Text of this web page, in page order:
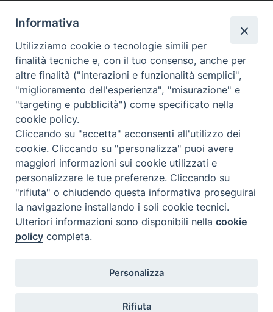
F
a
c
e
b
o
k
P
i
n
t
e
e
s
t
L
i
n
k
e
I
n
X
T
h
r
e
a
s
W
h
a
t
s
A
p
p
e
l
e
g
a
m
Associazioni ,preghiera, San Pio
A Bonefro la mamma del
Beato Carlo Acutis. “Tutti
possiamo essere santi se
apriamo il nostro cuore a Dio”
Gmg di Lisbona, ultimo
incontro a Termoli in
preparazione all’evento
mondiale
Piazza Sant'Antonio, 6
Informativa
Utilizziamo cookie o tecnologie simili per
finalità tecniche e, con il tuo consenso, anche per
altre finalità ("interazioni e funzionalità semplici",
"miglioramento dell'esperienza", "misurazione" e
"targeting e pubblicità") come specificato nella
cookie policy.
Cliccando su "accetta" acconsenti all'utilizzo dei
cookie. Cliccando su "personalizza" puoi avere
maggiori informazioni sui cookie utilizzati e
personalizzare le tue preferenze. Cliccando su
"rifiuta" o chiudendo questa informativa proseguirai
la navigazione installando i soli cookie tecnici.
Ulteriori informazioni sono disponibili nellacookie
policy completa.
Personalizza
Rifiuta